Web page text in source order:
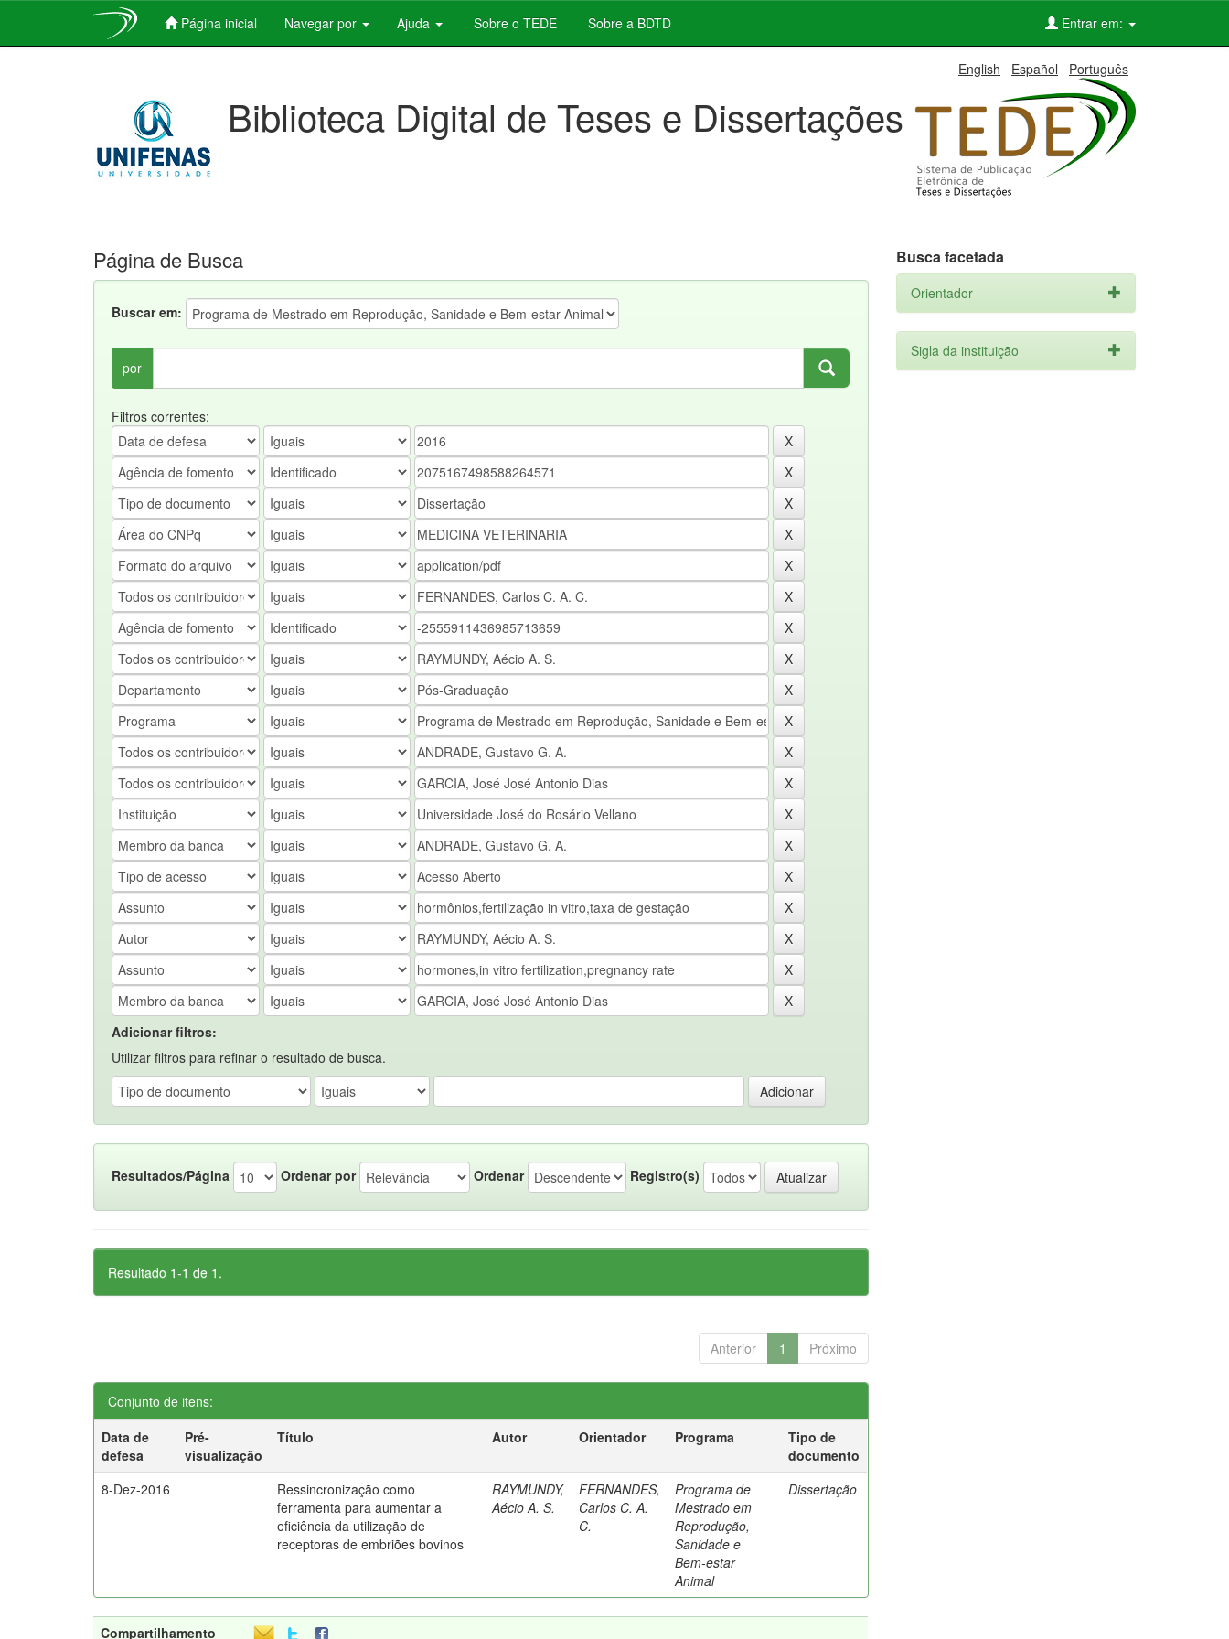
Página inicial Navegar por Ajuda Sobre o TEDE Sobre a BDTD Entrar em:
English Español Português
Biblioteca Digital de Teses e Dissertações
Página de Busca
Buscar em:
por
Filtros correntes:
Adicionar filtros:
Utilizar filtros para refinar o resultado de busca.
Resultados/Página Ordenar por Ordenar Registro(s)
Resultado 1-1 de 1.
Anterior 1 Próximo
Conjunto de itens:
Data de
defesa
Pré-
visualização
Título Autor Orientador Programa
Tipo de
documento
8-Dez-2016
Ressincronização como
ferramenta para aumentar a
eficiência da utilização de
receptoras de embriões bovinos
RAYMUNDY,
Aécio A. S.
FERNANDES,
Carlos C. A.
C.
Programa de
Mestrado em
Reprodução,
Sanidade e
Bem-estar
Animal
Dissertação
Compartilhamento
Busca facetada
Orientador
Sigla da instituição